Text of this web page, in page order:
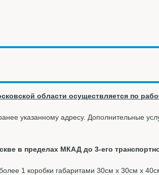
области осуществляется по
указанному адресу. Дополнительные
в пределах МКАД до 3-его
1 коробки габаритами 30см х 30см х